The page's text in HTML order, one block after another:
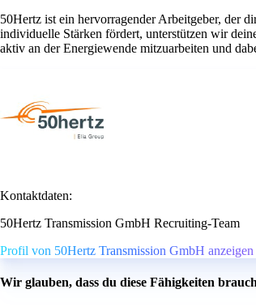
50Hertz ist ein hervorragender Arbeitgeber, der
individuelle Stärken fördert, unterstützen wir
aktiv an der Energiewende mitzuarbeiten und
Kontaktdaten:
50Hertz Transmission GmbH Recruiting-Team
Profil von 50Hertz Transmission GmbH anzeigen
Wir glauben, dass du diese Fähigkeiten